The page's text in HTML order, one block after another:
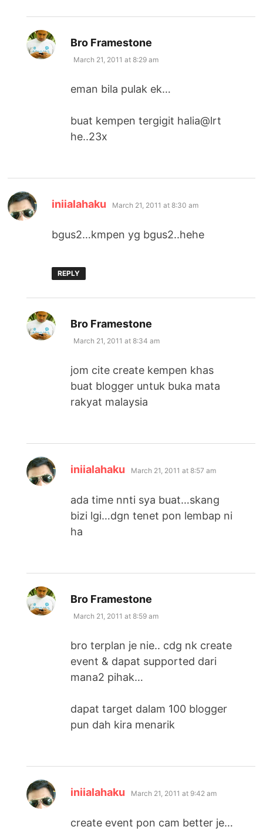
Bro Framestone
March 21, 2011 at 8:29 am
eman bila pulak ek…
buat kempen tergigit halia@lrt
he..23x
iniialahaku says:
March 21, 2011 at 8:30 am
bgus2…kmpen yg bgus2..hehe
REPLY
Bro Framestone
March 21, 2011 at 8:34 am
jom cite create kempen khas
buat blogger untuk buka mata
rakyat malaysia
iniialahaku says:
March 21, 2011 at 8:57 am
ada time nnti sya buat…skang
bizi lgi…dgn tenet pon lembap ni
ha
Bro Framestone
March 21, 2011 at 8:59 am
bro terplan je nie.. cdg nk create
event & dapat supported dari
mana2 pihak…
dapat target dalam 100 blogger
pun dah kira menarik
iniialahaku says:
March 21, 2011 at 9:42 am
create event pon cam better je…